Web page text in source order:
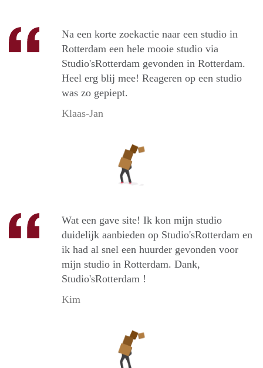
Na een korte zoekactie naar een studio in
Rotterdam een hele mooie studio via
Studio'sRotterdam gevonden in Rotterdam.
Heel erg blij mee! Reageren op een studio
was zo gepiept.
Klaas-Jan
Wat een gave site! Ik kon mijn studio
duidelijk aanbieden op Studio'sRotterdam en
ik had al snel een huurder gevonden voor
mijn studio in Rotterdam. Dank,
Studio'sRotterdam !
Kim